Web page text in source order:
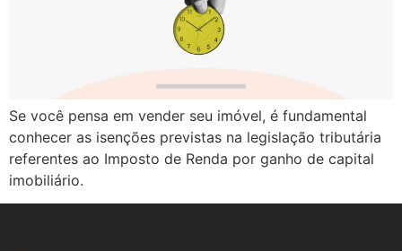
Se você pensa em vender seu imóvel, é fundamental
conhecer as isenções previstas na legislação tributária
referentes ao Imposto de Renda por ganho de capital
imobiliário.